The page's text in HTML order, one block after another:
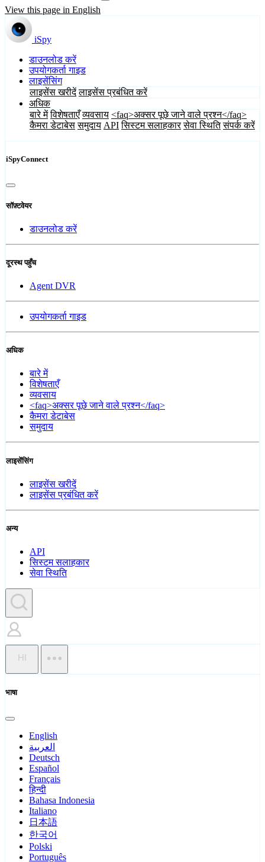
View this page in English
iSpy
डाउनलोड करें
उपयोगकर्ता गाइड
लाइसेंसिंग
लाइसेंस खरीदें लाइसेंस प्रबंधित करें
अधिक
बारे में विशेषताएँ व्यवसाय <faq>अक्सर पूछे जाने वाले प्रश्न</faq>
कैमरा डेटाबेस समुदाय API सिस्टम सलाहकार सेवा स्थिति संपर्क करें
iSpyConnect
सॉफ़्टवेयर
डाउनलोड करें
दूरस्थ पहुँच
Agent DVR
उपयोगकर्ता गाइड
अधिक
बारे में
विशेषताएँ
व्यवसाय
<faq>अक्सर पूछे जाने वाले प्रश्न</faq>
कैमरा डेटाबेस
समुदाय
लाइसेंसिंग
लाइसेंस खरीदें
लाइसेंस प्रबंधित करें
अन्य
API
सिस्टम सलाहकार
सेवा स्थिति
HI
भाषा
English
العربية
Deutsch
Español
Français
हिन्दी
Bahasa Indonesia
Italiano
日本語
한국어
Polski
Português